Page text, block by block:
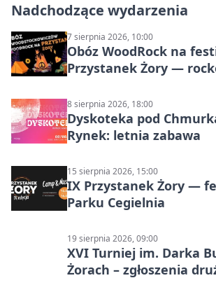
Nadchodzące wydarzenia
7 sierpnia 2026, 10:00
Obóz WoodRock na
Przystanek Żory —
8 sierpnia 2026, 18:00
Dyskoteka pod
Rynek: letnia zabawa
15 sierpnia 2026, 15:00
IX Przystanek Żory —
Parku Cegielnia
19 sierpnia 2026, 09:00
XVI Turniej im. Darka
Żorach – zgłoszenia